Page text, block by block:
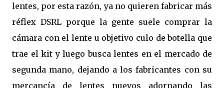
lentes, por esta razón, ya no quieren fabricar más
réflex DSRL porque la gente suele comprar la
cámara con el lente u objetivo culo de botella que
trae el kit y luego busca lentes en el mercado de
segunda mano, dejando a los fabricantes con su
mercancía de lentes nuevos adornando las